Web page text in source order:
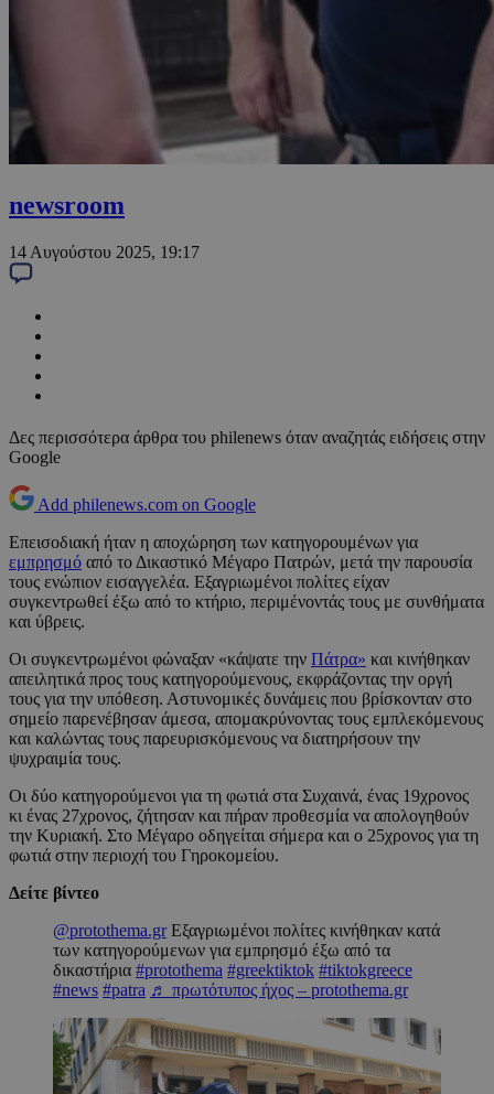
newsroom
14 Αυγούστου 2025, 19:17
Δες περισσότερα άρθρα του philenews όταν αναζητάς ειδήσεις στην
Google
Add philenews.com on Google
Επεισοδιακή ήταν η αποχώρηση των κατηγορουμένων για
εμπρησμό από το Δικαστικό Μέγαρο Πατρών, μετά την παρουσία
τους ενώπιον εισαγγελέα. Εξαγριωμένοι πολίτες είχαν
συγκεντρωθεί έξω από το κτήριο, περιμένοντάς τους με συνθήματα
και ύβρεις.
Οι συγκεντρωμένοι φώναξαν «κάψατε την Πάτρα» και κινήθηκαν
απειλητικά προς τους κατηγορούμενους, εκφράζοντας την οργή
τους για την υπόθεση. Αστυνομικές δυνάμεις που βρίσκονταν στο
σημείο παρενέβησαν άμεσα, απομακρύνοντας τους εμπλεκόμενους
και καλώντας τους παρευρισκόμενους να διατηρήσουν την
ψυχραιμία τους.
Οι δύο κατηγορούμενοι για τη φωτιά στα Συχαινά, ένας 19χρονος
κι ένας 27χρονος, ζήτησαν και πήραν προθεσμία να απολογηθούν
την Κυριακή. Στο Μέγαρο οδηγείται σήμερα και ο 25χρονος για τη
φωτιά στην περιοχή του Γηροκομείου.
Δείτε βίντεο
@protothema.grΕξαγριωμένοι πολίτες κινήθηκαν κατά
των κατηγορούμενων για εμπρησμό έξω από τα
δικαστήρια #protothema #greektiktok #tiktokgreece
#news #patra ♬ πρωτότυπος ήχος – protothema.gr